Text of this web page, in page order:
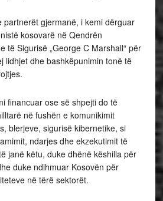
partnerët gjermanë, i kemi dërguar
kosovarë në Qendrën
të Sigurisë „George C Marshall“ për
lidhjet dhe bashkëpunimin tonë të
financuar ose së shpejti do të
në fushën e komunikimit
blerjeve, sigurisë kibernetike, si
ndarjes dhe ekzekutimit të
janë këtu, duke dhënë këshilla për
duke ndihmuar Kosovën për
në tërë sektorët.